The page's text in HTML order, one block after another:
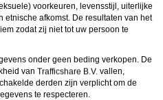
voorkeuren, levensstijl, uiterlijke
etnische afkomst. De resultaten van het
zodat zij niet tot uw persoon te
onder geen beding verkopen. De
van
vallen,
derden zijn verplicht om de
te respecteren.